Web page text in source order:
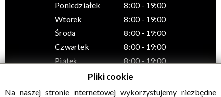
Poniedziałek
8:00 - 19:00
Wtorek
8:00 - 19:00
Środa
8:00 - 19:00
Czwartek
8:00 - 19:00
Piątek
8:00 - 19:00
Pliki cookie
Na naszej stronie internetowej wykorzystujemy niezbędne